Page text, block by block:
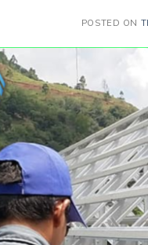
POSTED ON